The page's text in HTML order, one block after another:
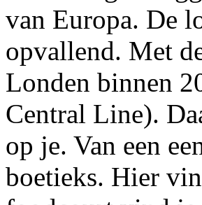
van Europa. De
opvallend. Met
Londen binnen
Central Line).
op je. Van een
boetieks. Hier